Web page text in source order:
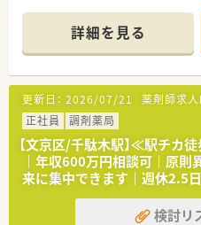
と、他の薬局と比較して自
■在宅に力を入れており、
①重症患者の受入れ②末期
の医療の目指す姿である質
≪スキル維持・UPのできる
■ガン終末期をカバーする
者様でも対応することが可
■無菌調剤室を完備してい
都内でもトップレベルを誇
につけることができます。
■社員の研修制度が充実し
入社向けの研修もございま
詳細を見る
更新日： 2026/07/21 薬剤師求人
正社員
調剤薬局
【文京区/千駄木駅】≪駅チ
｜年収600万円相談可｜原則
来に集中できます｜週休2.5
検討リ